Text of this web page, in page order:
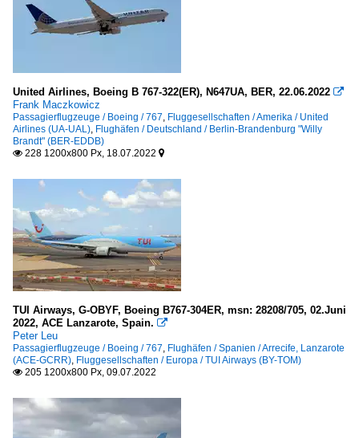
United Airlines, Boeing B 767-322(ER), N647UA, BER, 22.06.2022 
Frank Maczkowicz
Passagierflugzeuge / Boeing / 767, Fluggesellschaften / Amerika / United
Airlines (UA-UAL), Flughäfen / Deutschland / Berlin-Brandenburg "Willy
Brandt" (BER-EDDB)
 228 1200x800 Px, 18.07.2022 
TUI Airways, G-OBYF, Boeing B767-304ER, msn: 28208/705, 02.Juni
2022, ACE Lanzarote, Spain. 
Peter Leu
Passagierflugzeuge / Boeing / 767, Flughäfen / Spanien / Arrecife, Lanzarote
(ACE-GCRR), Fluggesellschaften / Europa / TUI Airways (BY-TOM)
 205 1200x800 Px, 09.07.2022